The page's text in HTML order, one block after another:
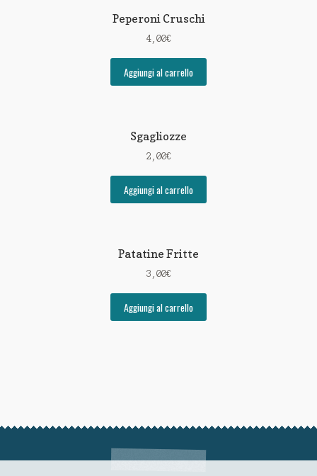
Peperoni Cruschi
4,00€
Aggiungi al carrello
Sgagliozze
2,00€
Aggiungi al carrello
Patatine Fritte
3,00€
Aggiungi al carrello